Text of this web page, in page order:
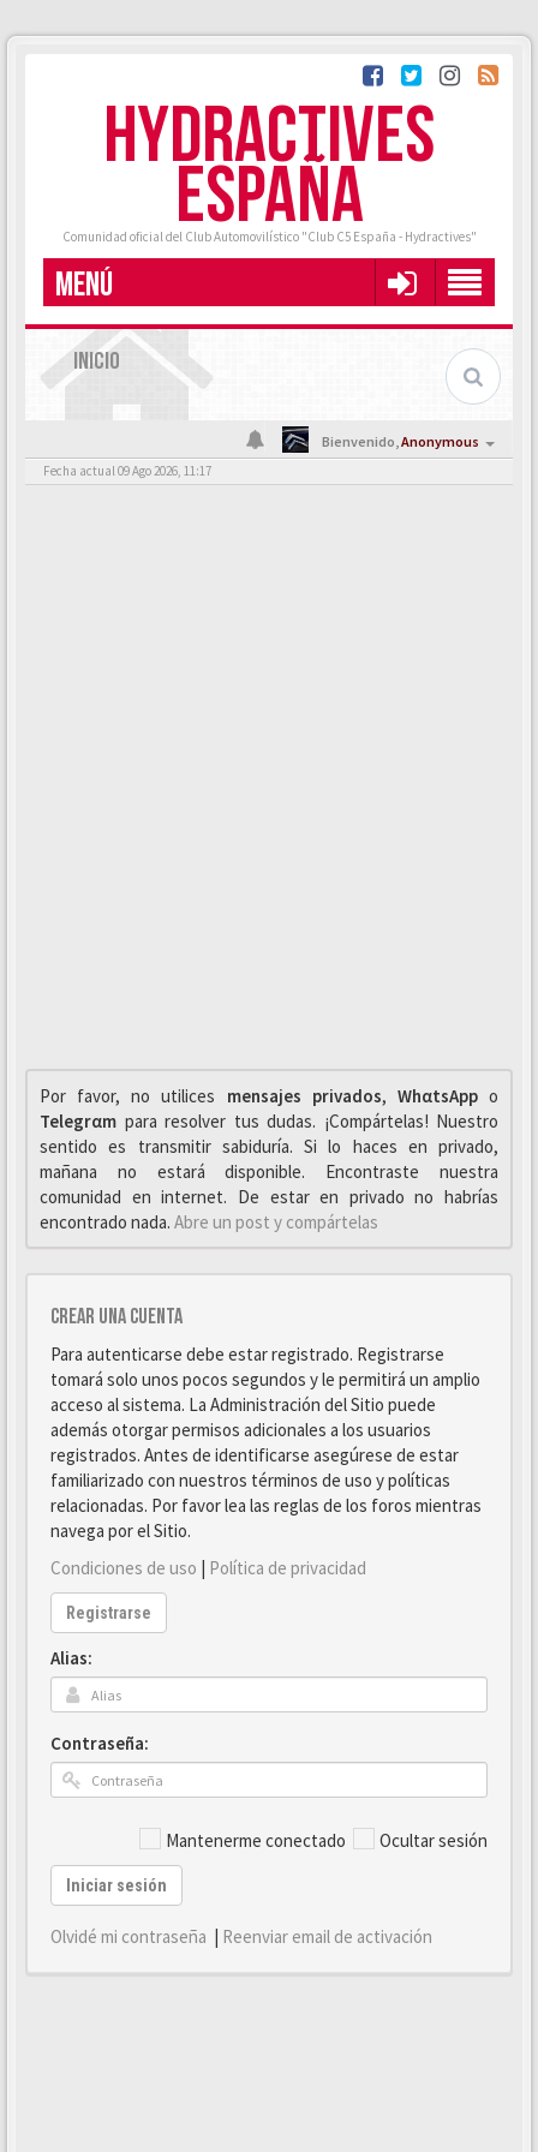
HYDRACTIVES
ESPAÑA
Comunidad oficial del Club Automovilístico "Club C5 España - Hydractives"
MENÚ
INICIO
Bienvenido,Anonymous
Fecha actual 09 Ago 2026, 11:17
Por favor, no utilices mensajes privados, WhαtsAppo
Telegrαm para resolver tus dudas. ¡Compártelas! Nuestro
sentido es transmitir sabiduría. Si lo haces en privado,
mañana no estará disponible. Encontraste nuestra
comunidad en internet. De estar en privado no habrías
encontrado nada. Abre un post y compártelas
Crear una cuenta
Para autenticarse debe estar registrado. Registrarse
tomará solo unos pocos segundos y le permitirá un amplio
acceso al sistema. La Administración del Sitio puede
además otorgar permisos adicionales a los usuarios
registrados. Antes de identificarse asegúrese de estar
familiarizado con nuestros términos de uso y políticas
relacionadas. Por favor lea las reglas de los foros mientras
navega por el Sitio.
Condiciones de uso | Política de privacidad
Registrarse
Alias:
Contraseña:
Mantenerme conectado Ocultar sesión
Iniciar sesión
Olvidé mi contraseña | Reenviar email de activación